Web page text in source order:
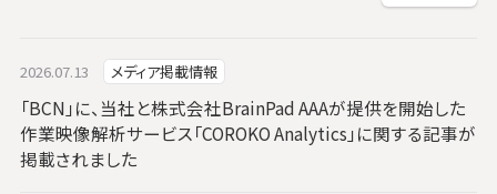
2026.07.13 メディア掲載情報
「BCN」に、当社と株式会社BrainPad AAAが提供を開始した
作業映像解析サービス「COROKO Analytics」に関する記事が
掲載されました